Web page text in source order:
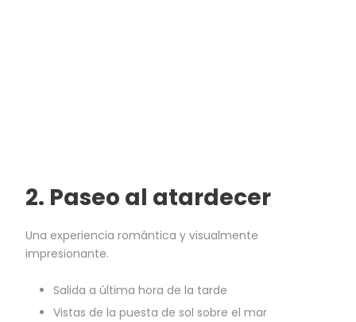
2. Paseo al atardecer
Una experiencia romántica y visualmente
impresionante.
Salida a última hora de la tarde
Vistas de la puesta de sol sobre el mar